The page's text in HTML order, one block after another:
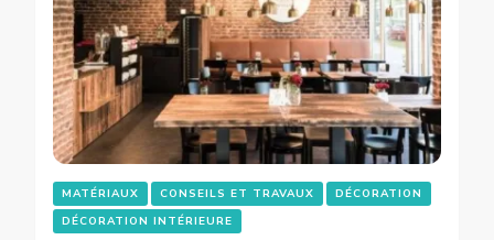
MATÉRIAUX CONSEILS ET TRAVAUX
DÉCORATION
DÉCORATION INTÉRIEURE